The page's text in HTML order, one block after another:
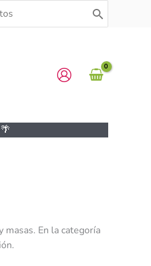
En la categoría